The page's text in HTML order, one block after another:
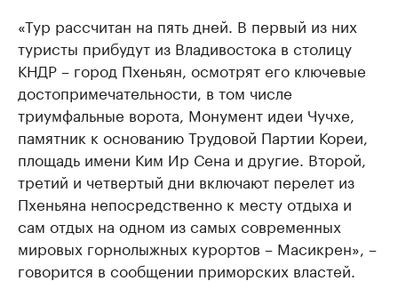
«Тур рассчитан на пять дней. В первый из них
туристы прибудут из Владивостока в столицу
КНДР – город Пхеньян, осмотрят его ключевые
достопримечательности, в том числе
триумфальные ворота, Монумент идеи Чучхе,
памятник к основанию Трудовой Партии Кореи,
площадь имени Ким Ир Сена и другие. Второй,
третий и четвертый дни включают перелет из
Пхеньяна непосредственно к месту отдыха и
сам отдых на одном из самых современных
мировых горнолыжных курортов – Масикрен», –
говорится в сообщении приморских властей.